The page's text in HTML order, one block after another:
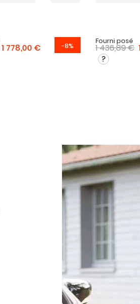
1 778,00 € -8% Fourni posé
1 436,89 €